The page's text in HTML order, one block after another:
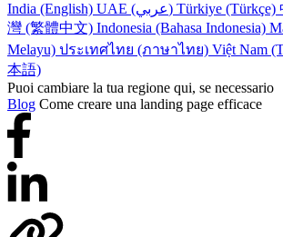
India (English)
UAE (عربي) Türkiye (Türkçe)
灣 (繁體中文) Indonesia (Bahasa Indonesia)
Melayu) ประเทศไทย (ภาษาไทย) Việt Nam
本語)
Puoi cambiare la tua regione qui, se necessario
Blog Come creare una landing page efficace